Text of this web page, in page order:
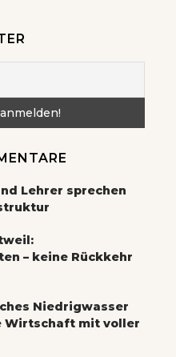
Lehrer sprechen
– keine Rückkehr
Niedrigwasser
Wirtschaft mit voller